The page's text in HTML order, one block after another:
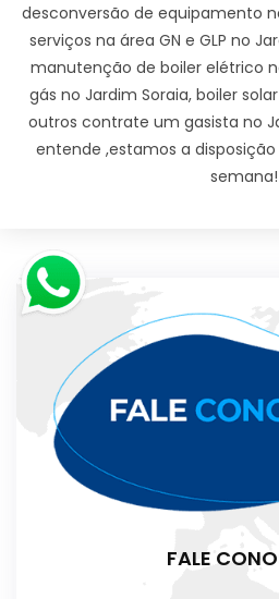
desconversão de equipamento
serviços na área GN e GLP no
manutenção de boiler elétrico
gás no Jardim Soraia, boiler
outros contrate um gasista no
entende ,estamos a
semana!
FALE